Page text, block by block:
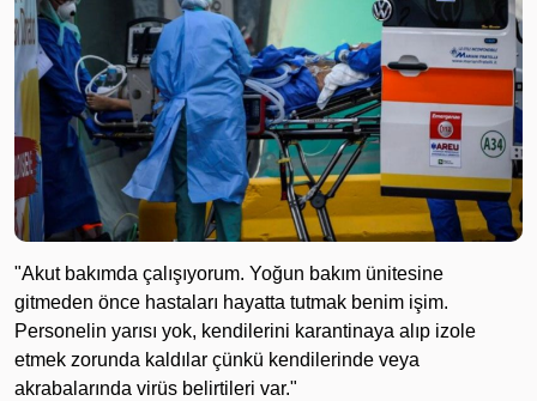
"Akut bakımda çalışıyorum. Yoğun bakım ünitesine
gitmeden önce hastaları hayatta tutmak benim işim.
Personelin yarısı yok, kendilerini karantinaya alıp izole
etmek zorunda kaldılar çünkü kendilerinde veya
akrabalarında virüs belirtileri var."